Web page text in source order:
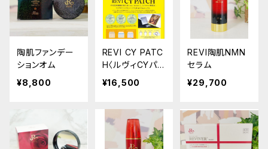
陶肌ファンデー
ションオム
¥8,800
REVI CY PATC
H〈ルヴィCYパッ
チ〉
¥16,500
REVI陶肌NMN
セラム
¥29,700